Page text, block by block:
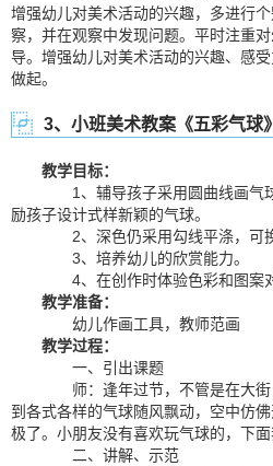
增强幼儿对美术活动的兴趣，多进行
察，并在观察中发现问题。平时注重
导。增强幼儿对美术活动的兴趣、感
做起。
3、小班美术教案《五彩气球
教学目标：
1、辅导孩子采用圆曲线画气
励孩子设计式样新颖的气球。
2、深色仍采用勾线平涤，可换
3、培养幼儿的欣赏能力。
4、在创作时体验色彩和图案对
教学准备：
幼儿作画工具，教师范画
教学过程：
一、引出课题
师：逢年过节，不管是在大街
到各式各样的气球随风飘动，空中仿
极了。小朋友没有喜欢玩气球的，下面
二、讲解、示范